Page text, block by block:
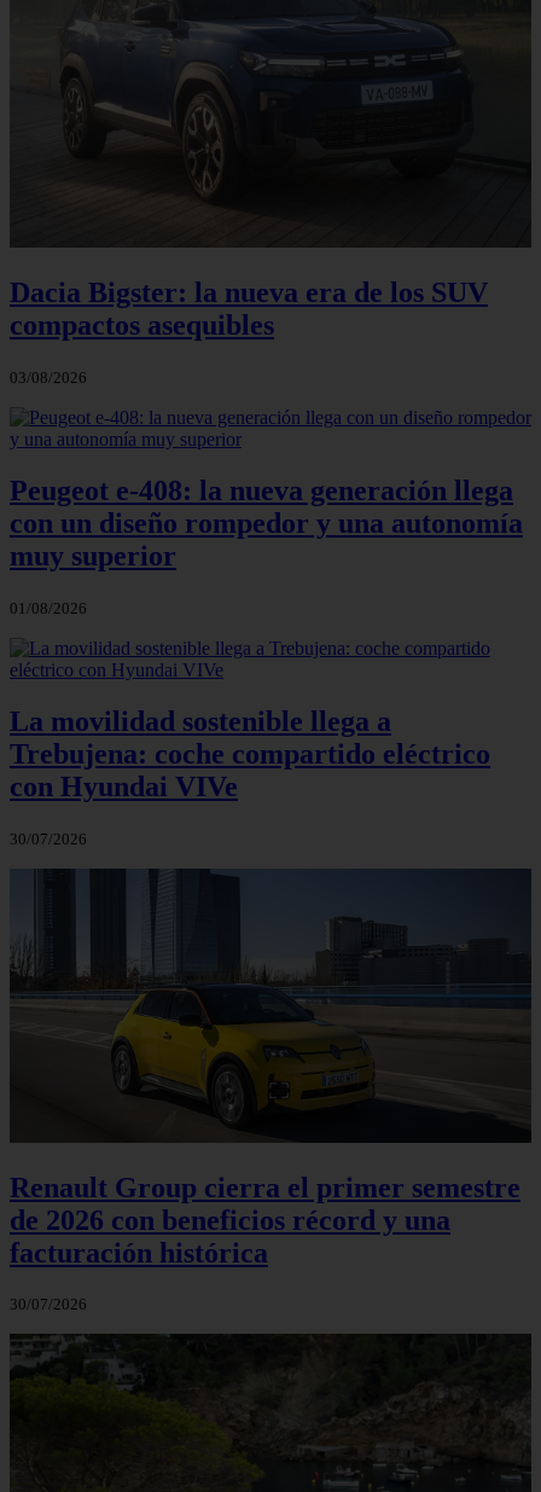
Dacia Bigster: la nueva era de los SUV
compactos asequibles
03/08/2026
Peugeot e-408: la nueva generación llega
con un diseño rompedor y una autonomía
muy superior
01/08/2026
La movilidad sostenible llega a
Trebujena: coche compartido eléctrico
con Hyundai VIVe
30/07/2026
Renault Group cierra el primer semestre
de 2026 con beneficios récord y una
facturación histórica
30/07/2026